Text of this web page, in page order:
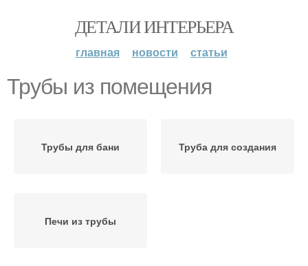
ДЕТАЛИ ИНТЕРЬЕРА
главная новости статьи
Трубы из помещения
Трубы для бани Труба для создания
Печи из трубы